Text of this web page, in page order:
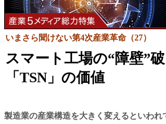
スマート工場の“障壁”
「TSN」の価値
いまさら聞けない第4次産業革命（27）
製造業の産業構造を大きく変えるといわ